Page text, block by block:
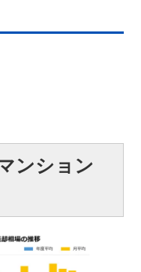
ンション